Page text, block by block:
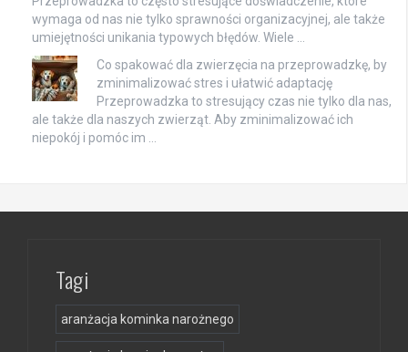
wymaga od nas nie tylko sprawności organizacyjnej, ale także
umiejętności unikania typowych błędów. Wiele …
Co spakować dla zwierzęcia na przeprowadzkę, by
zminimalizować stres i ułatwić adaptację
Przeprowadzka to stresujący czas nie tylko dla nas,
ale także dla naszych zwierząt. Aby zminimalizować ich
niepokój i pomóc im …
Tagi
aranżacja kominka narożnego